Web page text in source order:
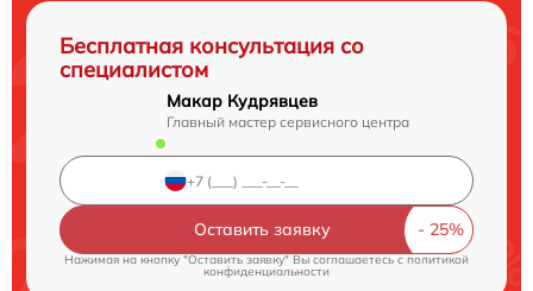
Бесплатная консультация со
специалистом
Макар Кудрявцев
Главный мастер сервисного центра
Оставить заявку
Нажимая на кнопку "Оставить заявку" Вы соглашаетесь cполитикой
конфиденциальности